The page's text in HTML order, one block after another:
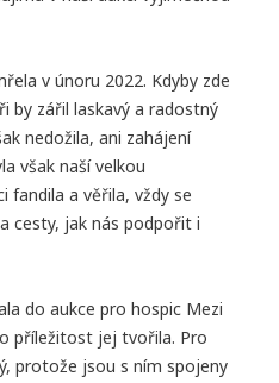
v únoru 2022. Kdyby zde
by zářil laskavý a radostný
nedožila, ani zahájení
však naší velkou
fandila a věřila, vždy se
cesty, jak nás podpořit i
do aukce pro hospic Mezi
příležitost jej tvořila. Pro
protože jsou s ním spojeny